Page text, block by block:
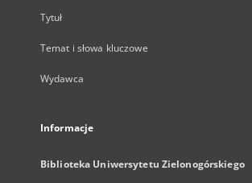
Tytuł
Temat i słowa kluczowe
Wydawca
Informacje
Biblioteka Uniwersytetu Zielonogórskiego